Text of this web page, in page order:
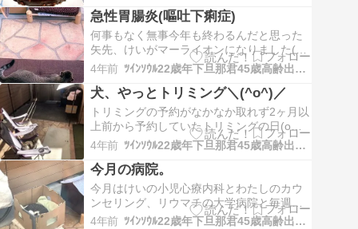
* にほんブログ村 年の差恋愛ランキング via
Take It Easy♪熟女妻の日々徒然…
急性胃腸炎(嘔吐下痢症)
何事もなく無事今年も終わるんだと思った
矢先、けいがマーライオンになりました(；
ω；) 前日の日曜日マイクラのやり過ぎで頭
痛になったのか？1回薬を飲んだだけで体調
は良くなったのですが19日の月曜日、朝食
後マーライオンとなり呆然と立ち尽くすけ
いでした(T_T) けいは初めて嘔吐下痢…
4年前 ﾂｲﾝｿｳﾙ22歳年下旦那君45歳高齢出産熟女妻の日々徒然
犬、やっとトリミング＼(^o^)／
トリミングの予約がなかなか取れず2ヶ月以
上前から予約していたトリミングの日(о
´∀`о)なかなか予約が取れないのは何故かと
いうと2匹同日一緒にやってほしいためで
す。そうなるとそうそうすぐには取れない
んだそうです(T_T) で10時イン15時アウト
でほぼ1日がかりでした。犬も朝か…
4年前 ﾂｲﾝｿｳﾙ22歳年下旦那君45歳高齢出産熟女妻の日々徒然
今月の病院。
今月はけいの小児心療内科とわたしのカウ
ンセリング、リウマチの大学病院と毎週立
て続けに通院があります。 胆嚢辺りの痛み
4年前 ﾂｲﾝｿｳﾙ22歳年下旦那君45歳高齢出産熟女妻の日々徒然